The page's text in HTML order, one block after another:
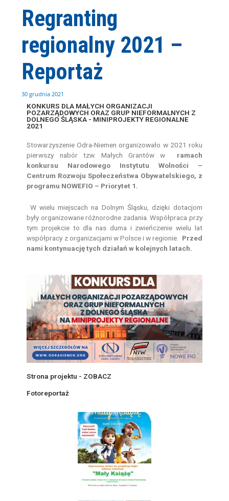
Regranting
regionalny 2021 –
Reportaż
30 grudnia 2021
KONKURS DLA MAŁYCH ORGANIZACJI
POZARZĄDOWYCH ORAZ GRUP NIEFORMALNYCH Z
DOLNEGO ŚLĄSKA - MINIPROJEKTY REGIONALNE
2021
Stowarzyszenie Odra-Niemen organizowało w 2021 roku
pierwszy nabór tzw. Małych Grantów w
ramach
konkursu Narodowego Instytutu Wolności –
Centrum Rozwoju Społeczeństwa Obywatelskiego, z
programu NOWEFIO – Priorytet 1.
W wielu miejscach na Dolnym Śląsku, dzięki dotacjom
były organizowane różnorodne zadania. Współpraca przy
tym projekcie to dla nas duma i zwieńczenie wielu lat
współpracy z organizacjami w Polsce i w regionie.
Przed
nami kontynuację tych działań w kolejnych latach.
Strona projektu - ZOBACZ
Fotoreportaż